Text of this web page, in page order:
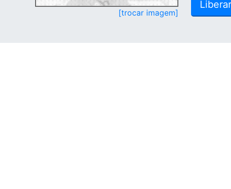
[trocar imagem]